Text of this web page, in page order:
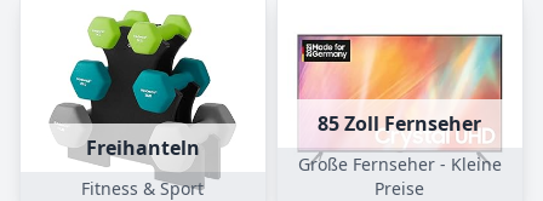
Freihanteln
Fitness & Sport
85 Zoll Fernseher
Große Fernseher - Kleine
Preise